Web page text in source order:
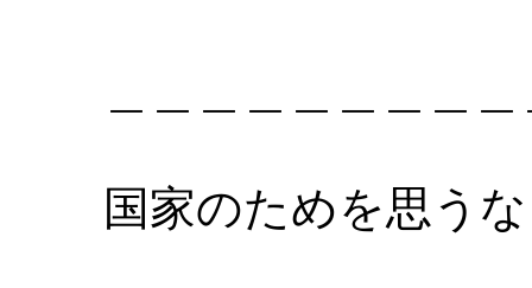
国家のためを思う